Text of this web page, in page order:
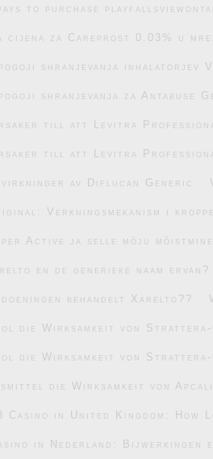
to purchase
cijena za Careprost 0.03% u
shranjevanja inhalatorjev
shranjevanja za Antabuse
till att Levitra
till att Levitra
av Diflucan Generic
Verkningsmekanism i
Active ja selle mõju mõistmine
en de generieke naam ervan?
behandelt Xarelto??
die Wirksamkeit von Strattera-
die Wirksamkeit von Strattera-
die Wirksamkeit von
Casino in United Kingdom:
in Nederland: Bijwerkingen